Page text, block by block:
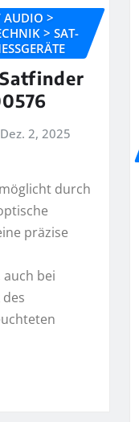
AUDIO >
> SAT-
Dez. 2, 2025
durch
präzise
auch bei